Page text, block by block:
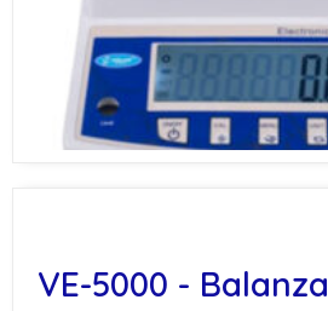
VE-5000 - Balanza